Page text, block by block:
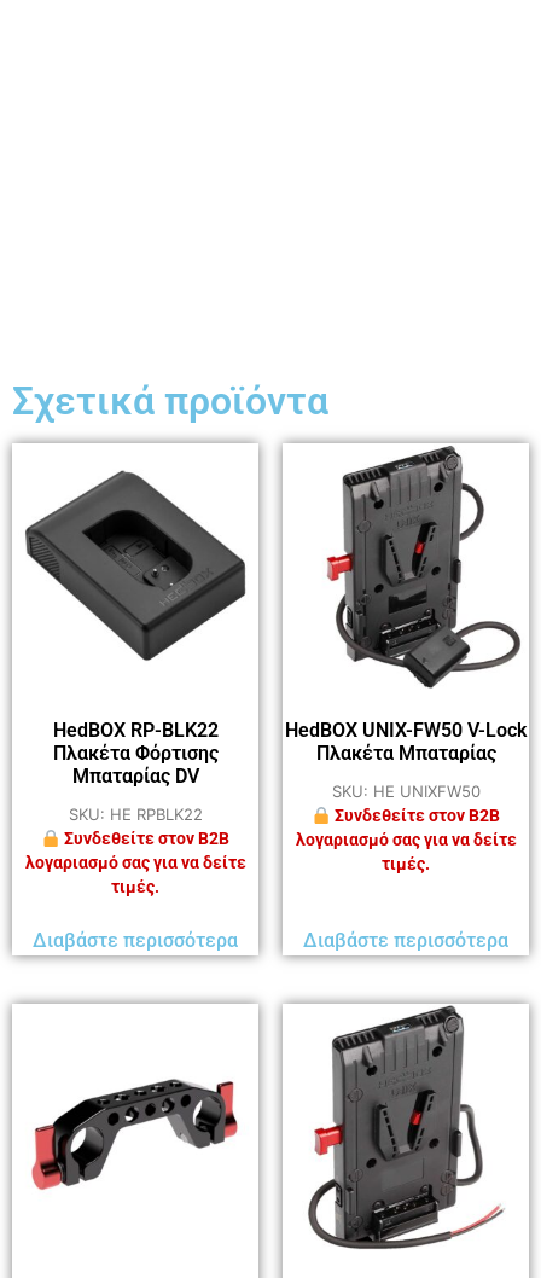
Σχετικά προϊόντα
HedBOX RP-BLK22
Πλακέτα Φόρτισης
Μπαταρίας DV
SKU: HE RPBLK22
Συνδεθείτε στον B2B
λογαριασμό σας για να δείτε
τιμές.
Διαβάστε περισσότερα
HedBOX UNIX-FW50 V-Lock
Πλακέτα Μπαταρίας
SKU: HE UNIXFW50
Συνδεθείτε στον B2B
λογαριασμό σας για να δείτε
τιμές.
Διαβάστε περισσότερα